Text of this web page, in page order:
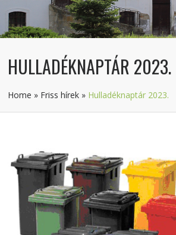
HULLADÉKNAPTÁR 2023.
Home » Friss hírek » Hulladéknaptár 2023.